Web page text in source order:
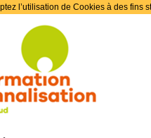
l’utilisation de Cookies à des fins